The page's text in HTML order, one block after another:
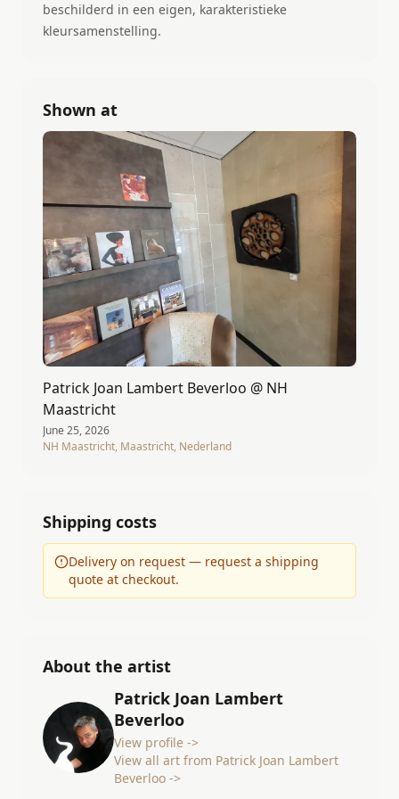
beschilderd in een eigen, karakteristieke
kleursamenstelling.
Shown at
Patrick Joan Lambert Beverloo @ NH
Maastricht
June 25, 2026
NH Maastricht, Maastricht, Nederland
Shipping costs
Delivery on request — request a shipping
quote at checkout.
About the artist
Patrick Joan Lambert
Beverloo
View profile ->
View all art from Patrick Joan Lambert
Beverloo ->